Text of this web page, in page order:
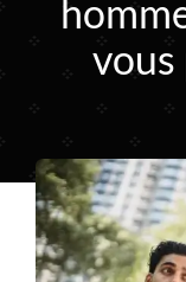
BAGAGE
HARD CASE
LEATHER
SACS
LEATHER BAGS